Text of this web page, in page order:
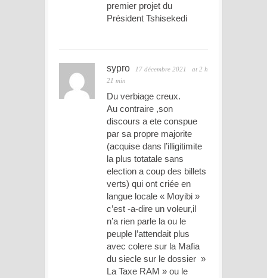
premier projet du
Président Tshisekedi
sypro 17 décembre 2021
at 2 h
21 min
Du verbiage creux.
Au contraire ,son
discours a ete conspue
par sa propre majorite
(acquise dans l’illigitimite
la plus totatale sans
election a coup des billets
verts) qui ont criée en
langue locale « Moyibi »
c’est -a-dire un voleur,il
n’a rien parle la ou le
peuple l’attendait plus
avec colere sur la Mafia
du siecle sur le dossier »
La Taxe RAM » ou le